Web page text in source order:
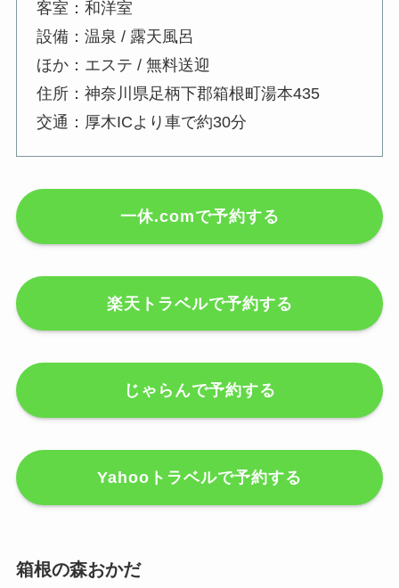
客室：和洋室
設備：温泉 / 露天風呂
ほか：エステ / 無料送迎
住所：神奈川県足柄下郡箱根町湯本435
交通：厚木ICより車で約30分
一休.comで予約する
楽天トラベルで予約する
じゃらんで予約する
Yahooトラベルで予約する
箱根の森おかだ